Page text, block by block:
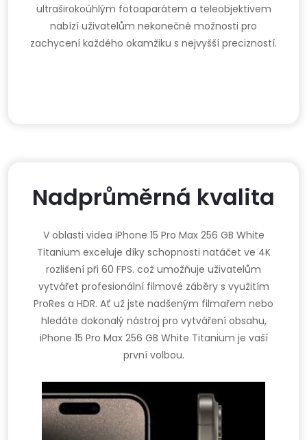
ultraširokoúhlým fotoaparátem a teleobjektivem
nabízí uživatelům nekonečné možnosti pro
zachycení každého okamžiku s nejvyšší precizností.
Nadprůměrná kvalita
V oblasti videa iPhone 15 Pro Max 256 GB White
Titanium exceluje díky schopnosti natáčet ve 4K
rozlišení při 60 FPS. což umožňuje uživatelům
vytvářet profesionální filmové záběry s využitím
ProRes a HDR. Ať už jste nadšeným filmařem nebo
hledáte dokonalý nástroj pro vytváření obsahu,
iPhone 15 Pro Max 256 GB White Titanium je vaší
první volbou.